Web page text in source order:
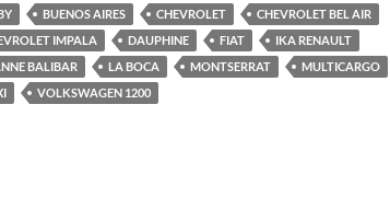
BUENOS AIRES CHEVROLET
CHEVROLET BEL AIR
IMPALA
DAUPHINE FIAT
IKA RENAULT
BALIBAR
LA BOCA MONTSERRAT MULTICARGO
VOLKSWAGEN 1200